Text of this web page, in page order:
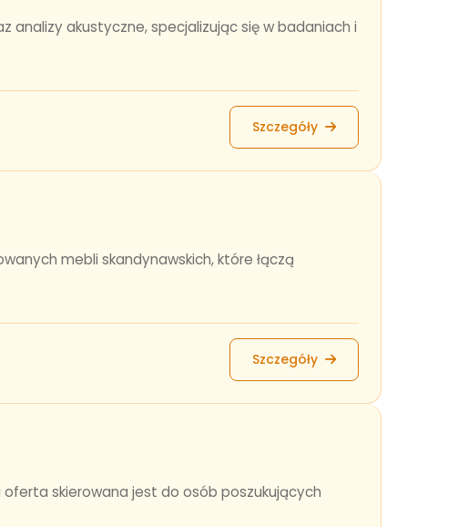
analizy akustyczne, specjalizując się w badaniach i
Szczegóły
mebli skandynawskich, które łączą
Szczegóły
oferta skierowana jest do osób poszukujących